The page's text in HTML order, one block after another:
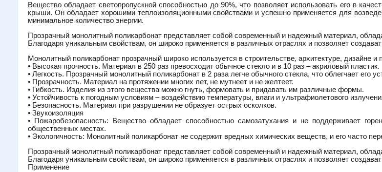
Вещество обладает светопропускной способностью до 90%, что позволяет использовать его в
крыши. Он обладает хорошими теплоизоляционными свойствами и успешно применяется для
минимальное количество энергии.
Прозрачный монолитный поликарбонат представляет собой современный и надежный материал,
Благодаря уникальным свойствам, он широко применяется в различных отраслях и позволяет
Монолитный поликарбонат прозрачный широко используется в строительстве, архитектуре, дизайне
• Высокая прочность. Материал в 250 раз превосходит обычное стекло и в 10 раз – акриловый пластик.
• Легкость. Прозрачный монолитный поликарбонат в 2 раза легче обычного стекла, что облегчает его
• Прозрачность. Материал на протяжении многих лет, не мутнеет и не желтеет.
• Гибкость. Изделия из этого вещества можно гнуть, формовать и придавать им различные формы.
• Устойчивость к погодным условиям – воздействию температуры, влаги и ультрафиолетового
• Безопасность. Материал при разрушении не образует острых осколков.
• Звукоизоляция
• Пожаробезопасность: Вещество обладает способностью самозатухания и не поддерживает
общественных местах.
• Экологичность: Монолитный поликарбонат не содержит вредных химических веществ, и его часто
Прозрачный монолитный поликарбонат представляет собой современный и надежный материал,
Благодаря уникальным свойствам, он широко применяется в различных отраслях и позволяет
Применение